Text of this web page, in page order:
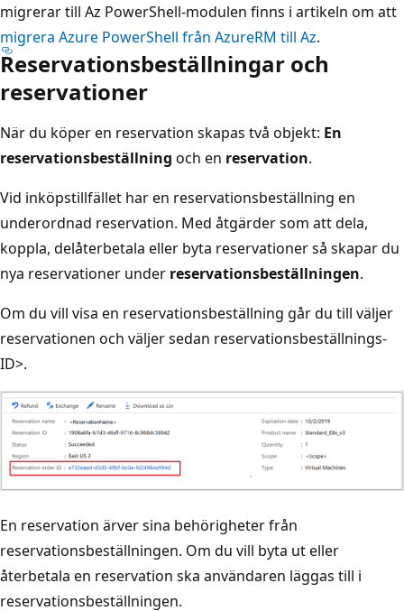
migrerar till Az PowerShell-modulen finns i artikeln om att
migrera Azure PowerShell från AzureRM till Az.
Reservationsbeställningar och
reservationer
När du köper en reservation skapas två objekt: En
reservationsbeställning och en reservation.
Vid inköpstillfället har en reservationsbeställning en
underordnad reservation. Med åtgärder som att dela,
koppla, delåterbetala eller byta reservationer så skapar du
nya reservationer under reservationsbeställningen.
Om du vill visa en reservationsbeställning går du till väljer
reservationen och väljer sedan reservationsbeställnings-
ID>.
En reservation ärver sina behörigheter från
reservationsbeställningen. Om du vill byta ut eller
återbetala en reservation ska användaren läggas till i
reservationsbeställningen.